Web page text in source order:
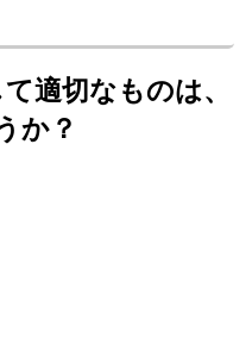
適切なものは、
か？